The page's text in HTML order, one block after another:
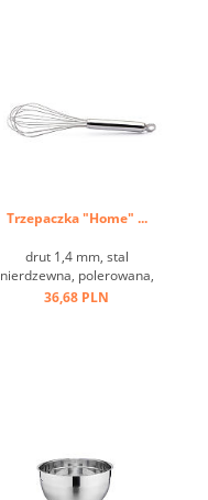
Trzepaczka "Home" ...
drut 1,4 mm, stal
nierdzewna, polerowana,
uchwyt z oczkiem ...
36,68 PLN